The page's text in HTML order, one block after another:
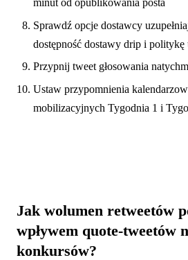
minut od opublikowania posta
Sprawdź opcje dostawcy
dostępność dostawy drip i politykę
Przypnij tweet głosowania
Ustaw przypomnienia
mobilizacyjnych Tygodnia 1 i
Jak wolumen retweetów
wpływem quote-tweetów
konkursów?